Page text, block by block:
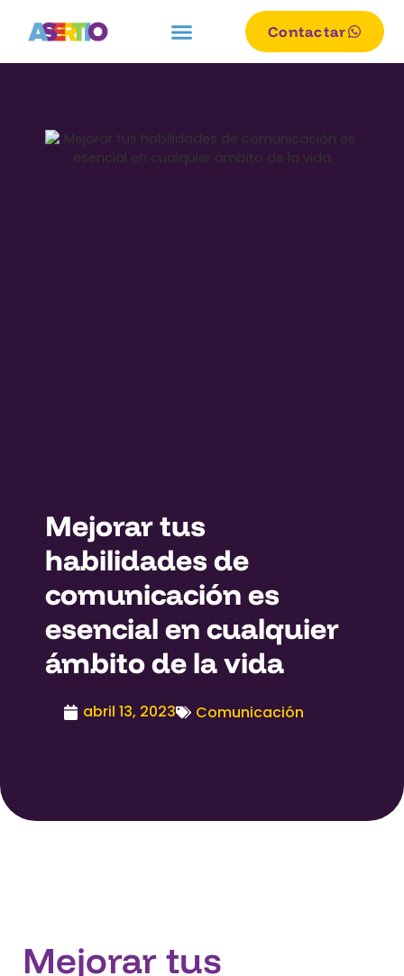
Contactar
Mejorar tus
habilidades de
comunicación es
esencial en cualquier
ámbito de la vida
abril 13, 2023 Comunicación
Mejorar tus